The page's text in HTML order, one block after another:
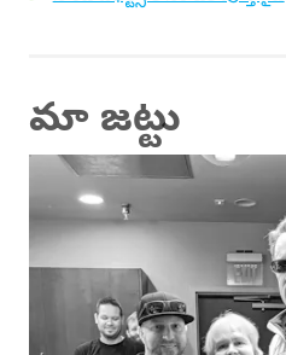
మా జట్టు